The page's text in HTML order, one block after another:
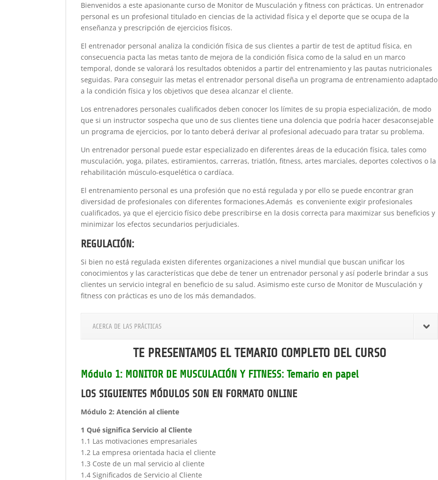
Bienvenidos a este apasionante curso de Monitor de Musculación y fitness con prácticas. Un entrenador
personal es un profesional titulado en ciencias de la actividad física y el deporte que se ocupa de la
enseñanza y prescripción de ejercicios físicos.
El entrenador personal analiza la condición física de sus clientes a partir de test de aptitud física, en
consecuencia pacta las metas tanto de mejora de la condición física como de la salud en un marco
temporal, donde se valorará los resultados obtenidos a partir del entrenamiento y las pautas nutricionales
seguidas. Para conseguir las metas el entrenador personal diseña un programa de entrenamiento adaptado
a la condición física y los objetivos que desea alcanzar el cliente.
Los entrenadores personales cualificados deben conocer los límites de su propia especialización, de modo
que si un instructor sospecha que uno de sus clientes tiene una dolencia que podría hacer desaconsejable
un programa de ejercicios, por lo tanto deberá derivar al profesional adecuado para tratar su problema.
Un entrenador personal puede estar especializado en diferentes áreas de la educación física, tales como
musculación, yoga, pilates, estiramientos, carreras, triatlón, fitness, artes marciales, deportes colectivos o la
rehabilitación músculo-esquelética o cardíaca.
El entrenamiento personal es una profesión que no está regulada y por ello se puede encontrar gran
diversidad de profesionales con diferentes formaciones.Además es conveniente exigir profesionales
cualificados, ya que el ejercicio físico debe prescribirse en la dosis correcta para maximizar sus beneficios y
minimizar los efectos secundarios perjudiciales.
REGULACIÓN:
Si bien no está regulada existen diferentes organizaciones a nivel mundial que buscan unificar los
conocimientos y las características que debe de tener un entrenador personal y así poderle brindar a sus
clientes un servicio integral en beneficio de su salud. Asimismo este curso de Monitor de Musculación y
fitness con prácticas es uno de los más demandados.
ACERCA DE LAS PRÁCTICAS
TE PRESENTAMOS EL TEMARIO COMPLETO DEL CURSO
Módulo 1: MONITOR DE MUSCULACIÓN Y FITNESS: Temario en papel
LOS SIGUIENTES MÓDULOS SON EN FORMATO ONLINE
Módulo 2: Atención al cliente
1 Qué significa Servicio al Cliente
1.1 Las motivaciones empresariales
1.2 La empresa orientada hacia el cliente
1.3 Coste de un mal servicio al cliente
1.4 Significados de Servicio al Cliente